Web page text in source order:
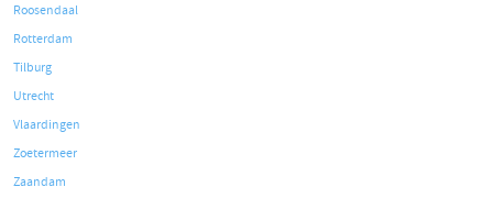
Roosendaal
Rotterdam
Tilburg
Utrecht
Vlaardingen
Zoetermeer
Zaandam